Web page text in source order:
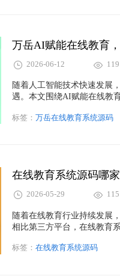
万岳AI赋能在线教育
2026-06-12 119
随着人工智能技术快速发展
遇。本文围绕AI赋能在线教
台开发解决方案，帮助企业
标签： 万岳在线教育系统源码
在线教育系统源码哪
2026-05-29 115
随着在线教育行业持续发展
相比第三方平台，在线教育
播教学、考试题库、多端兼
标签： 在线教育系统源码